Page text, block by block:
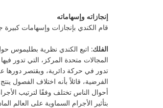
إنجازاته وإسهاماته
قام الكندي بإنجازات وإسهامات
الفلك: اتبع الكندي نظرية بطليموس
المجالات متحدة المركز، التي تدور
تدور في حركة دائرية، ويقتصر دورها
الفرضية، قائلاً بأنه اختلاف الفصول
أحوال الناس تختلف وفقًا لترتيب
بتأثير الأجرام السماوية على العالم